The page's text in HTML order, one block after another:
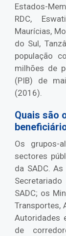
Estados-
RDC,
Maurícias,
do Sul,
população
milhões de
(PIB) de
(2016).
Quais são
Os grupos-
sectores
da SADC.
SADC; os
Transportes,
Autoridades
de